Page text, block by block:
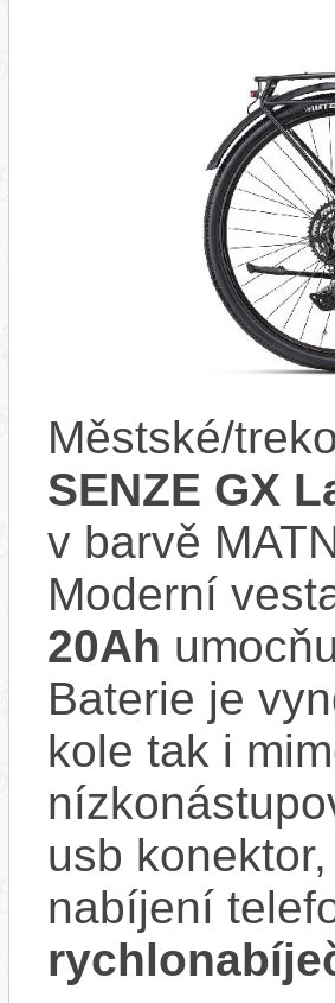
Městské/
SENZE GX
v barvě
Moderní
20Ah
Baterie je
kole tak i
usb
nabíjení